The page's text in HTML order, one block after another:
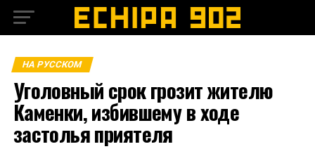
НА РУССКОМ
Уголовный срок грозит жителю
Каменки, избившему в ходе
застолья приятеля